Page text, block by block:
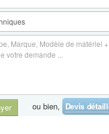
ou bien, Devis